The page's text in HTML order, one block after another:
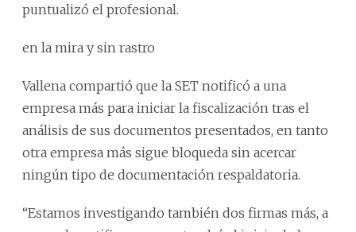
puntualizó el profesional.
en la mira y sin rastro
Vallena compartió que la SET notificó a una
empresa más para iniciar la fiscalización tras el
análisis de sus documentos presentados, en tanto
otra empresa más sigue bloqueda sin acercar
ningún tipo de documentación respaldatoria.
“Estamos investigando también dos firmas más, a